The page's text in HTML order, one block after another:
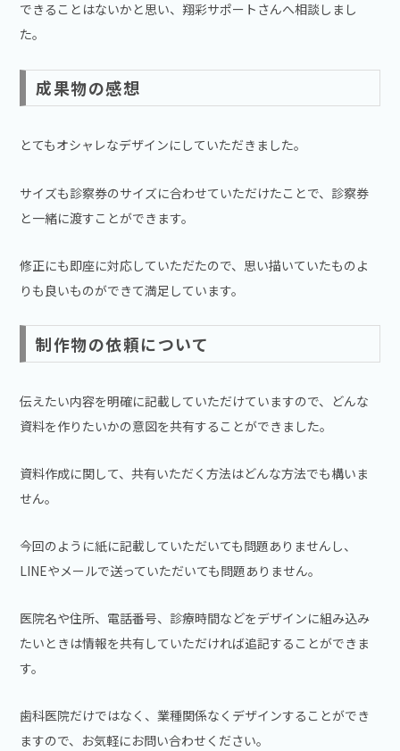
できることはないかと思い、翔彩サポートさんへ相談しまし
た。
成果物の感想
とてもオシャレなデザインにしていただきました。
サイズも診察券のサイズに合わせていただけたことで、診察券
と一緒に渡すことができます。
修正にも即座に対応していただたので、思い描いていたものよ
りも良いものができて満足しています。
制作物の依頼について
伝えたい内容を明確に記載していただけていますので、どんな
資料を作りたいかの意図を共有することができました。
資料作成に関して、共有いただく方法はどんな方法でも構いま
せん。
今回のように紙に記載していただいても問題ありませんし、
LINEやメールで送っていただいても問題ありません。
医院名や住所、電話番号、診療時間などをデザインに組み込み
たいときは情報を共有していただければ追記することができま
す。
歯科医院だけではなく、業種関係なくデザインすることができ
ますので、お気軽にお問い合わせください。